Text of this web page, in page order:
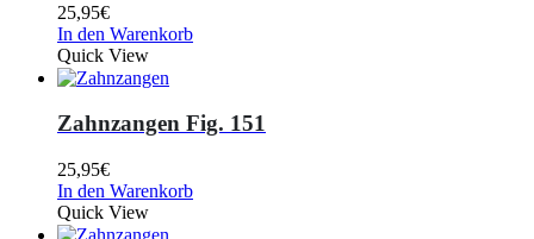
25,95€
In den Warenkorb
Quick View
Zahnzangen Fig. 151
25,95€
In den Warenkorb
Quick View